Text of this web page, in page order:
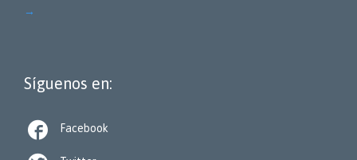
→
Síguenos en:
 Facebook